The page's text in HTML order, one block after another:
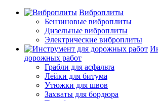
Виброплиты
Бензиновые виброплиты
Дизельные виброплиты
Электрические виброплиты
дорожных работ
Грабли для асфальта
Лейки для битума
Утюжки для швов
Захваты для бордюра